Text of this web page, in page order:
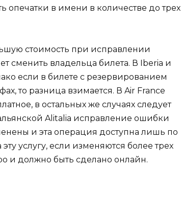
опечатки в имени в количестве до трех
стоимость при исправлении
сменить владельца билета. В Iberia и
если в билете с резервированием
то разница взимается. В Air France
в остальных же случаях следует
Alitalia исправление ошибки
и эта операция доступна лишь по
услугу, если изменяются более трех
и должно быть сделано онлайн.